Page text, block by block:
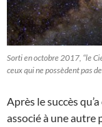
Sorti en octobre 2017, “le
ceux qui ne possèdent pas
Après le succès
associé à une autre